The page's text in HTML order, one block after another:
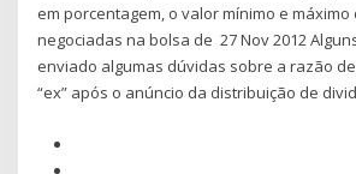
em porcentagem, o valor mínimo e máximo
negociadas na bolsa de 27 Nov 2012
enviado algumas dúvidas sobre a razão
“ex” após o anúncio da distribuição de